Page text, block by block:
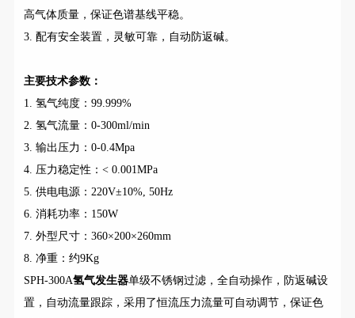
高气体质量，保证色谱基线平稳。
3. 配有安全装置，灵敏可靠，自动防返碱。
主要技术参数：
1. 氢气纯度：99.999%
2. 氢气流量：0-300ml/min
3. 输出压力：0-0.4Mpa
4. 压力稳定性：< 0.001MPa
5. 供电电源：220V±10%, 50Hz
6. 消耗功率：150W
7. 外型尺寸：360×200×260mm
8. 净重：约9Kg
SPH-300A氢气发生器单级不锈钢过滤，全自动操作，防返碱设
置，自动流量跟踪，采用了恒流压力流量可自动调节，保证色